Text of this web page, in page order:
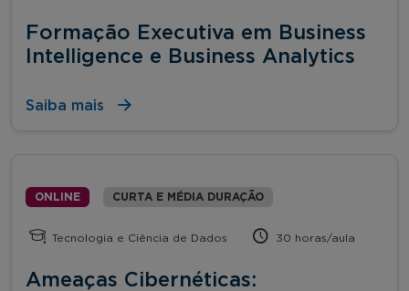
Formação Executiva em Business
Intelligence e Business Analytics
Saiba mais
ONLINE CURTA E MÉDIA DURAÇÃO
Tecnologia e Ciência de Dados 30 horas/aula
Ameaças Cibernéticas: